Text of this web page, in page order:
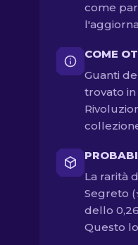
come
COME
Guanti
trovato in
La rarità
Segreto
dello
Questo